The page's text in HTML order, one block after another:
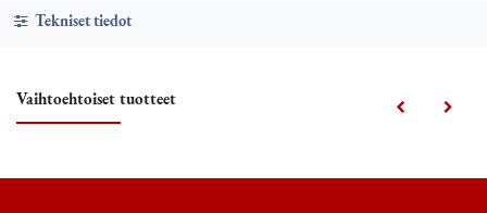
Tekniset tiedot
Vaihtoehtoiset tuotteet